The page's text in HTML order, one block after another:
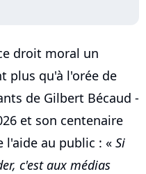
droit moral un
plus qu'à l'orée de
de Gilbert Bécaud -
et son centenaire
l'aide au public : « Si
c'est aux médias